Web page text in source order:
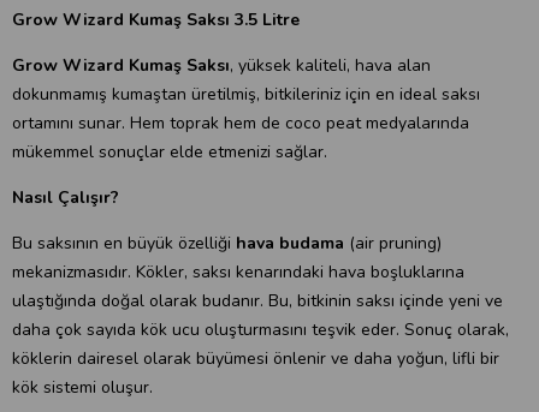
Grow Wizard Kumaş Saksı 3.5 Litre
Grow Wizard Kumaş Saksı, yüksek kaliteli, hava alan
dokunmamış kumaştan üretilmiş, bitkileriniz için en ideal saksı
ortamını sunar. Hem toprak hem de coco peat medyalarında
mükemmel sonuçlar elde etmenizi sağlar.
Nasıl Çalışır?
Bu saksının en büyük özelliği hava budama (air pruning)
mekanizmasıdır. Kökler, saksı kenarındaki hava boşluklarına
ulaştığında doğal olarak budanır. Bu, bitkinin saksı içinde yeni ve
daha çok sayıda kök ucu oluşturmasını teşvik eder. Sonuç olarak,
köklerin dairesel olarak büyümesi önlenir ve daha yoğun, lifli bir
kök sistemi oluşur.